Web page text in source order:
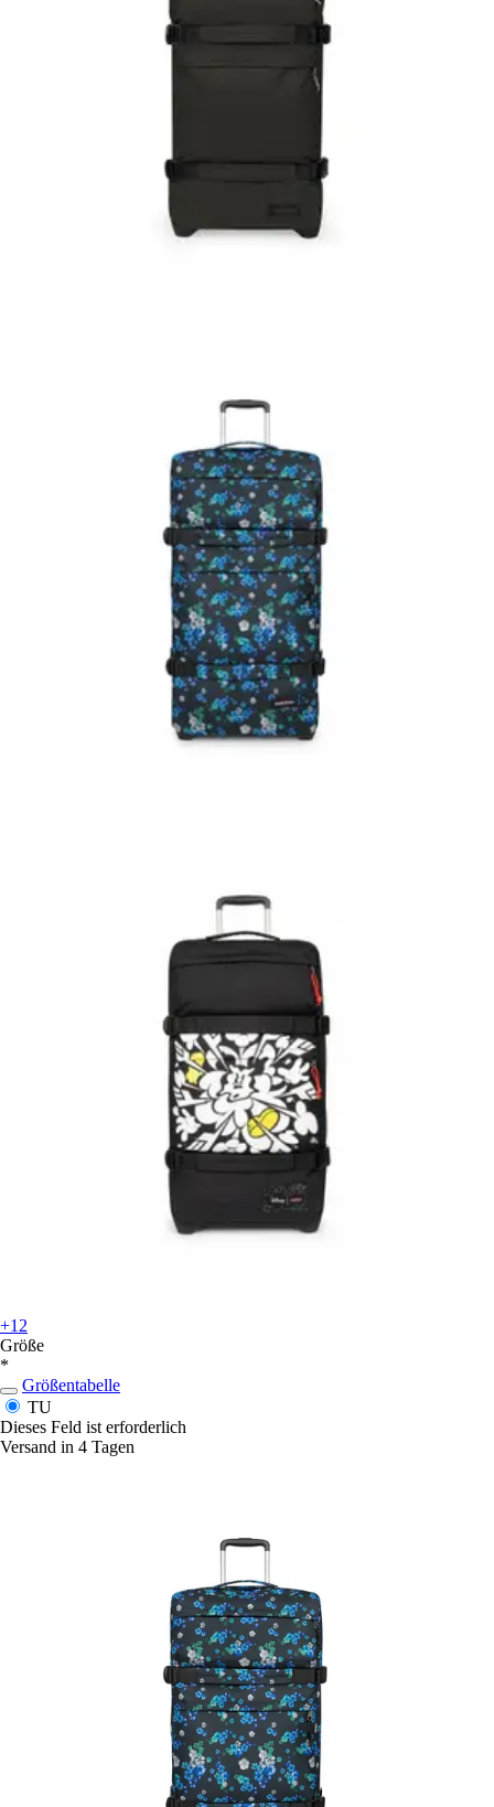
+12
Größe
*
Größentabelle
TU
Dieses Feld ist erforderlich
Versand in 4 Tagen